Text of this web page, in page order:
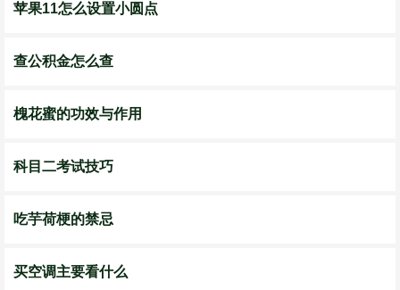
苹果11怎么设置小圆点
查公积金怎么查
槐花蜜的功效与作用
科目二考试技巧
吃芋荷梗的禁忌
买空调主要看什么